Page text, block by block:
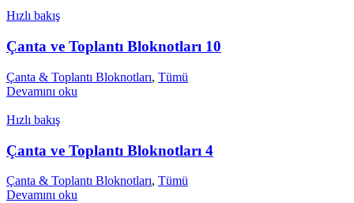
Hızlı bakış
Çanta ve Toplantı Bloknotları 10
Çanta & Toplantı Bloknotları, Tümü
Devamını oku
Hızlı bakış
Çanta ve Toplantı Bloknotları 4
Çanta & Toplantı Bloknotları, Tümü
Devamını oku